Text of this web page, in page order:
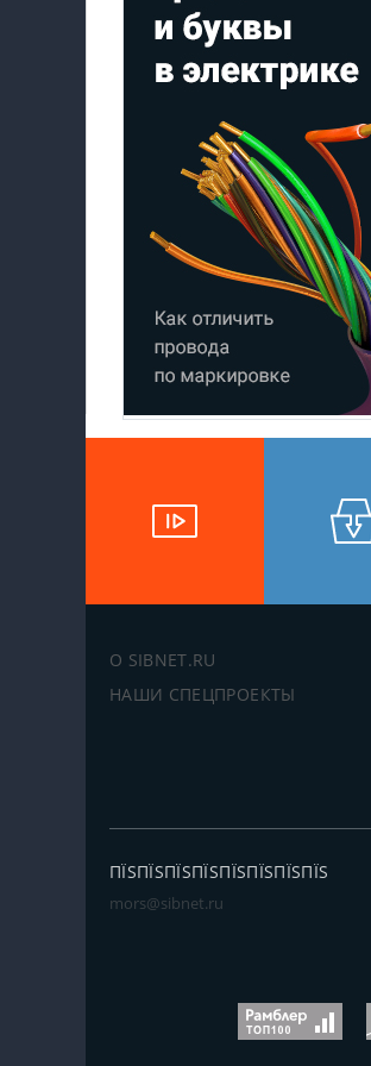
О SIBNET.RU
НАШИ СПЕЦПРОЕКТЫ
ПЇЅПЇЅПЇЅПЇЅПЇЅПЇЅПЇЅПЇЅ
mors@sibnet.ru